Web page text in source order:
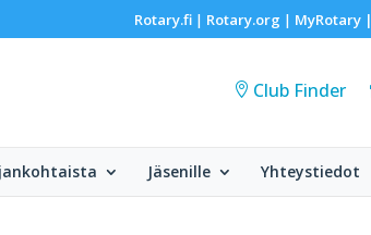
Rotary.fi| Rotary.org | MyRotary |
Club Finder
Jäsenille Yhteystiedot